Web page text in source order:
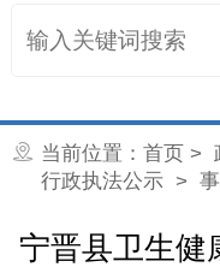
当前位置： 首页 >
行政执法公示> 事
宁晋县卫生健